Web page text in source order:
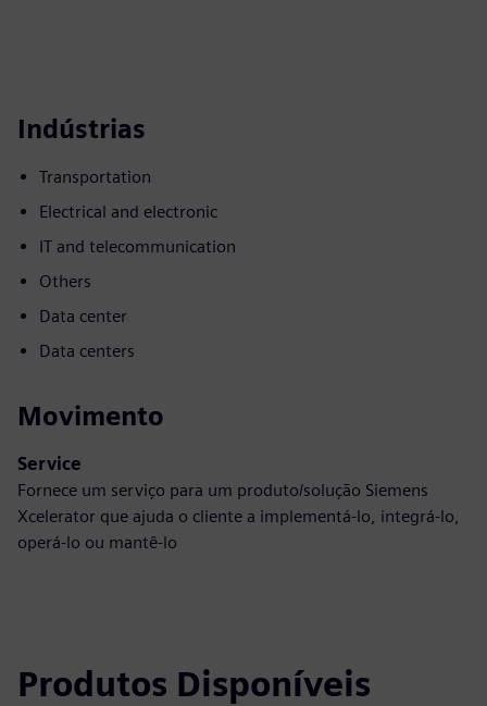
Indústrias
Transportation
Electrical and electronic
IT and telecommunication
Others
Data center
Data centers
Movimento
Service
Fornece um serviço para um produto/solução Siemens
Xcelerator que ajuda o cliente a implementá-lo, integrá-lo,
operá-lo ou mantê-lo
Produtos Disponíveis